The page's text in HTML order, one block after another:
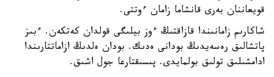
قويعاننان بەرى قانشاما زامان ءوتتى.
شاكارىم زامانىندا قازاقتىڭ ءوز بيلىگى قولدان كەتكەن. ءبىز
پاتشالىق رەسەيدىڭ بودانى ەدىك. بودان ەلدىڭ ازاماتتارىندا
ادامشىلىق تولىق بولمايدى. پىسىقتارعا جول اشىق.